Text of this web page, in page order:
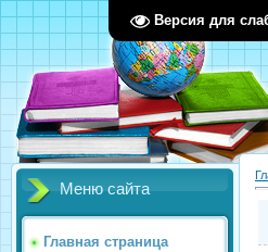
Версия для
Меню сайта
Главная страница